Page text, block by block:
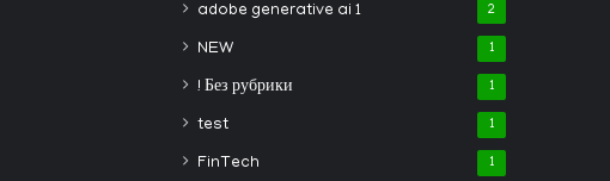
adobe generative ai 1 2
NEW 1
! Без рубрики 1
test 1
FinTech 1